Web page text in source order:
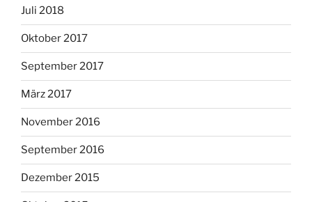
Juli 2018
Oktober 2017
September 2017
März 2017
November 2016
September 2016
Dezember 2015